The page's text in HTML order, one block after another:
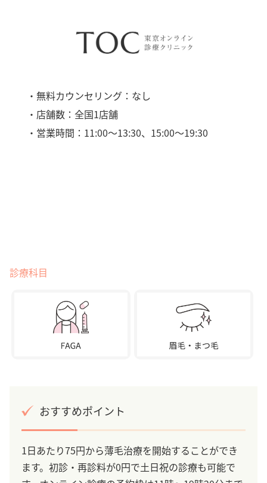
・無料カウンセリング：なし
・店舗数：全国1店舗
・営業時間：11:00〜13:30、15:00〜19:30
診療科目
おすすめポイント
1日あたり75円から薄毛治療を開始することができ
ます。初診・再診料が0円で土日祝の診療も可能で